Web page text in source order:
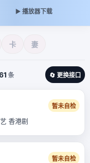
▶️ 播放器下载
卡 妻
条 🔄 更换接口
暂未自检
香港剧
暂未自检